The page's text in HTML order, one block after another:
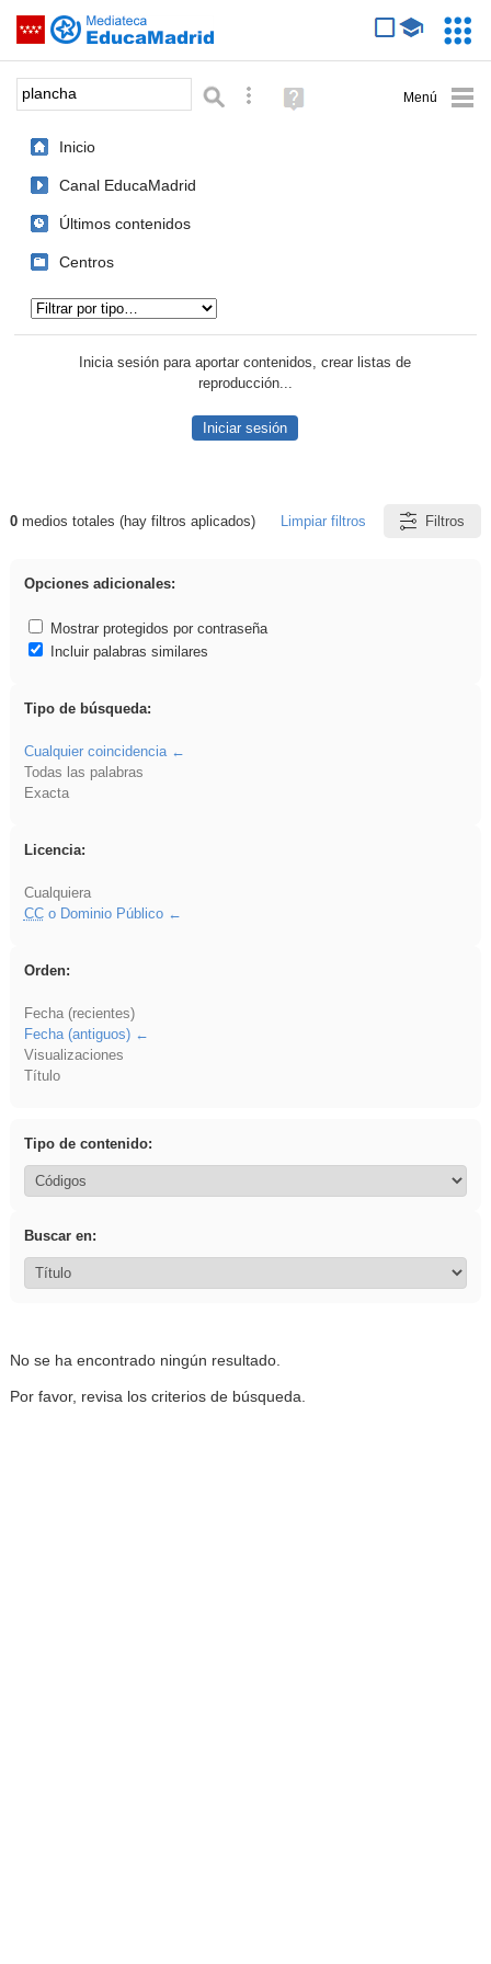
Saltar navegación
Palabra o frase: Búsqueda avanzada
Ayuda
(en
Inicio
Canal EducaMadrid
Últimos contenidos
Centros
Inicia sesión para aportar contenidos, crear listas de
reproducción...
Iniciar sesión
Resultados de: plancha
0medios totales (hay filtros aplicados) Limpiar filtros Filtros
Opciones adicionales:
Mostrar protegidos por contraseña
Incluir palabras similares
Tipo de búsqueda:
Cualquier coincidencia
Todas las palabras
Exacta
Licencia:
Cualquiera
CCo Dominio Público
Orden:
Fecha (recientes)
Fecha (antiguos)
Visualizaciones
Título
Tipo de contenido:
Buscar en:
No se ha encontrado ningún resultado.
Por favor, revisa los criterios de búsqueda.